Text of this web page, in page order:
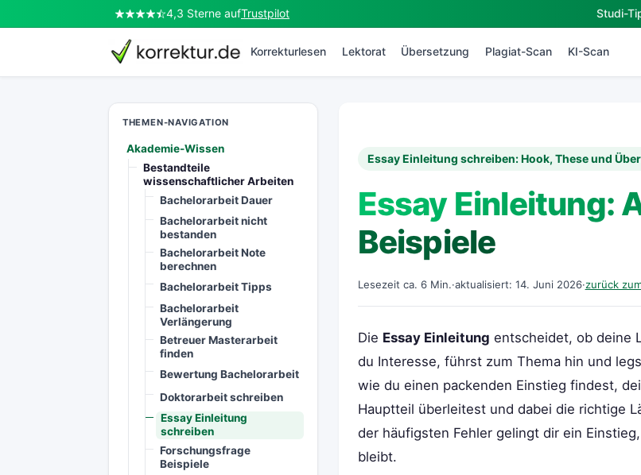
4,3 Sterne aufTrustpilot Studi-
korrektur.de Korrekturlesen Lektorat Übersetzung Plagiat-Scan KI-Scan
THEMEN-NAVIGATION
Akademie-Wissen
Bestandteile
wissenschaftlicher Arbeiten
Bachelorarbeit Dauer
Bachelorarbeit nicht
bestanden
Bachelorarbeit Note
berechnen
Bachelorarbeit Tipps
Bachelorarbeit
Verlängerung
Betreuer Masterarbeit
finden
Bewertung Bachelorarbeit
Doktorarbeit schreiben
Essay Einleitung
schreiben
Forschungsfrage
Beispiele
Essay Einleitung schreiben: Hook, These und
Essay Einleitung:
Beispiele
Lesezeit ca. 6 Min.·aktualisiert: 14. Juni 2026·zurück
Die Essay Einleitung entscheidet, ob deine
du Interesse, führst zum Thema hin und
wie du einen packenden Einstieg findest,
Hauptteil überleitest und dabei die richtige
der häufigsten Fehler gelingt dir ein
bleibt.